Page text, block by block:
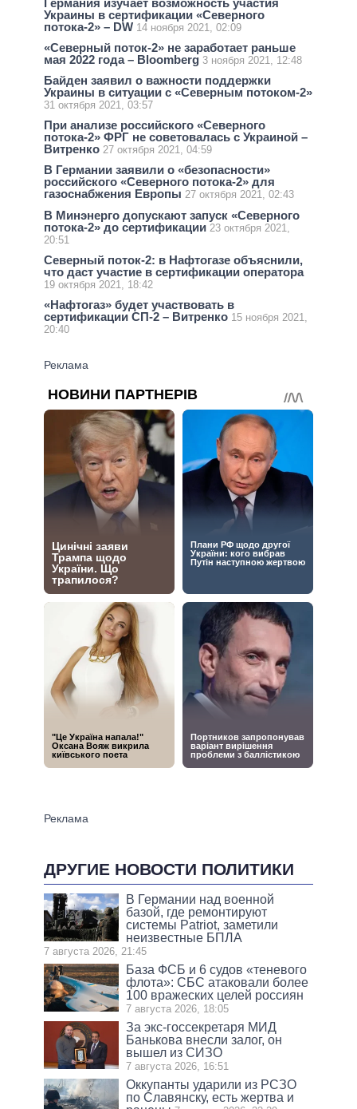
Украины в сертификации «Северного
потока-2» – DW 14 ноября 2021, 02:09
«Северный поток-2» не заработает раньше
мая 2022 года – Bloomberg 3 ноября 2021, 12:48
Байден заявил о важности поддержки
Украины в ситуации с «Северным потоком-2»
31 октября 2021, 03:57
При анализе российского «Северного
потока-2» ФРГ не советовалась с Украиной –
Витренко 27 октября 2021, 04:59
В Германии заявили о «безопасности»
российского «Северного потока-2» для
газоснабжения Европы 27 октября 2021, 02:43
В Минэнерго допускают запуск «Северного
потока-2» до сертификации 23 октября 2021,
20:51
Северный поток-2: в Нафтогазе объяснили,
что даст участие в сертификации оператора
19 октября 2021, 18:42
«Нафтогаз» будет участвовать в
сертификации СП-2 – Витренко 15 ноября 2021,
20:40
ДРУГИЕ НОВОСТИ ПОЛИТИКИ
В Германии над военной
базой, где ремонтируют
системы Patriot, заметили
неизвестные БПЛА
7 августа 2026, 21:45
База ФСБ и 6 судов «теневого
флота»: СБС атаковали более
100 вражеских целей россиян
7 августа 2026, 18:05
За экс-госсекретаря МИД
Банькова внесли залог, он
вышел из СИЗО
7 августа 2026, 16:51
Оккупанты ударили из РСЗО
по Славянску, есть жертва и